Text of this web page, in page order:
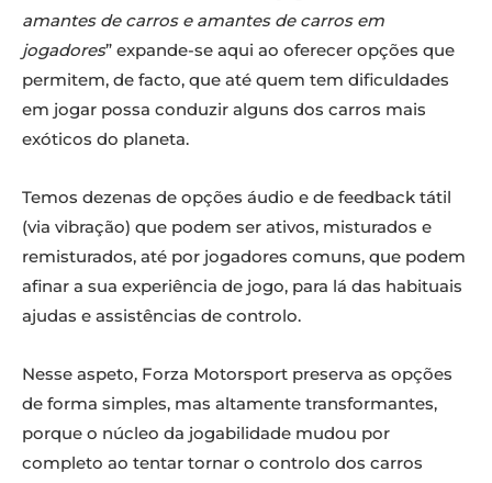
amantes de carros e amantes de carros em
jogadores” expande-se aqui ao oferecer opções que
permitem, de facto, que até quem tem dificuldades
em jogar possa conduzir alguns dos carros mais
exóticos do planeta.
Temos dezenas de opções áudio e de feedback tátil
(via vibração) que podem ser ativos, misturados e
remisturados, até por jogadores comuns, que podem
afinar a sua experiência de jogo, para lá das habituais
ajudas e assistências de controlo.
Nesse aspeto, Forza Motorsport preserva as opções
de forma simples, mas altamente transformantes,
porque o núcleo da jogabilidade mudou por
completo ao tentar tornar o controlo dos carros